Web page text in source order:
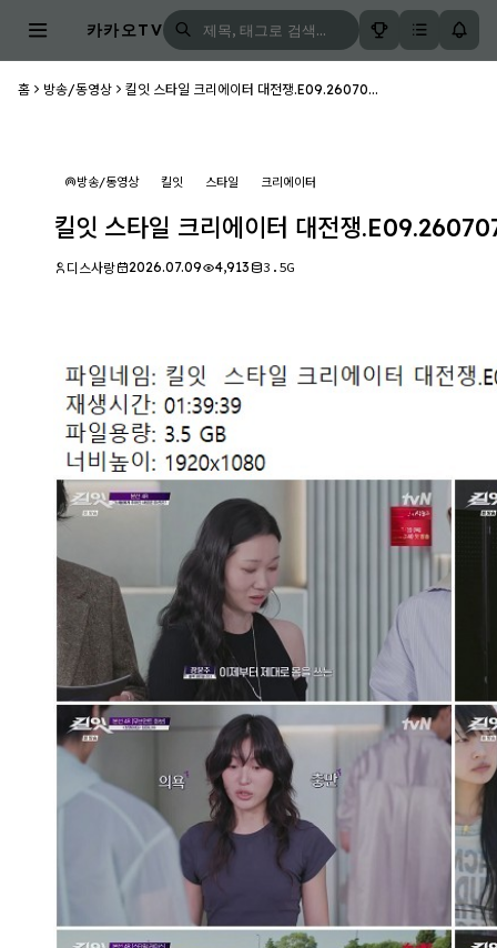
카카오TV
홈 방송/동영상 킬잇 스타일 크리에이터 대전쟁.E09.26070...
방송/동영상 킬잇 스타일 크리에이터
킬잇 스타일 크리에이터 대전쟁
디스사랑 2026.07.09 4,913 3.5G